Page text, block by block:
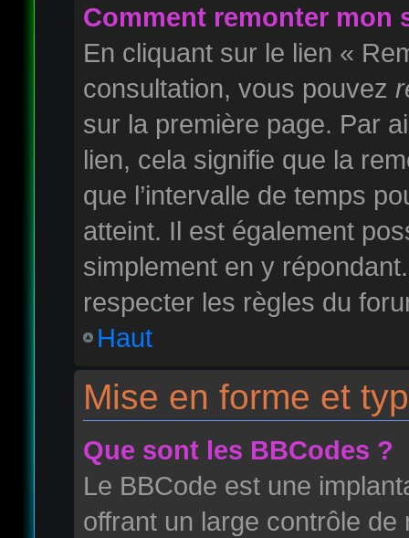
Comment remonter mon
En cliquant sur le lien «
consultation, vous pouvez
sur la première page. Par
lien, cela signifie que la
que l’intervalle de temps
atteint. Il est également
simplement en y
respecter les règles du
Haut
Mise en forme et
Que sont les BBCodes ?
Le BBCode est une
offrant un large contrôle de